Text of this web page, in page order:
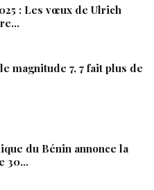
: Les vœux de Ulrich
magnitude 7, 7 fait plus de
du Bénin annonce la
30…